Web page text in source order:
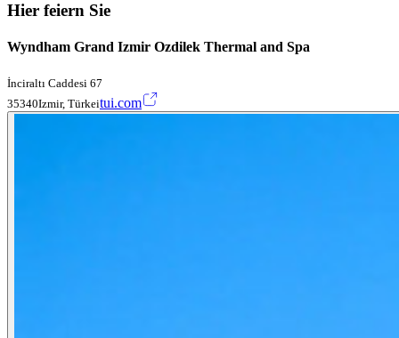
Hier feiern Sie
Wyndham Grand Izmir Ozdilek Thermal and Spa
İnciraltı Caddesi 67
35340Izmir, Türkeitui.com